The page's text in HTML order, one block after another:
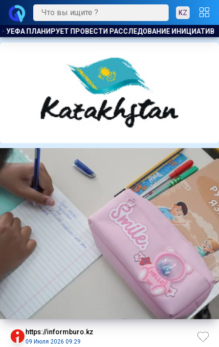
KZ
ИНИЦИАТИВЫ ФИФА ПО ПРОДАЖЕ КОММЕРЧЕСКИХ ПРАВ
https://informburo.kz
09 Июля 2026 09:29